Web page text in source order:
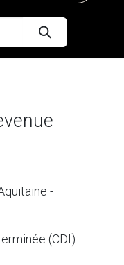
-
(CDI)